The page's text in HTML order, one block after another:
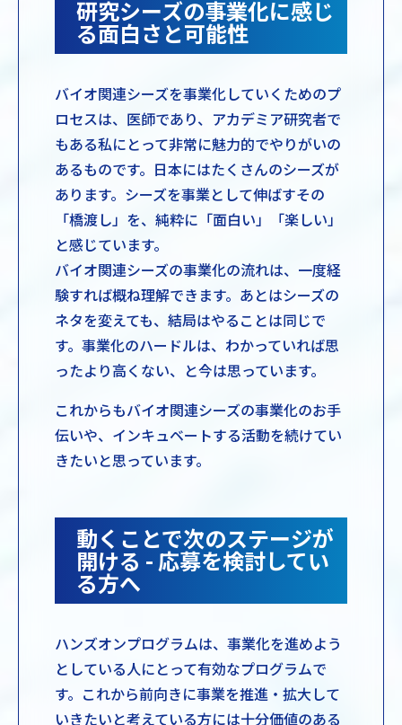
研究シーズの事業化に感じ
る面白さと可能性
バイオ関連シーズを事業化していくためのプ
ロセスは、医師であり、アカデミア研究者で
もある私にとって非常に魅力的でやりがいの
あるものです。日本にはたくさんのシーズが
あります。シーズを事業として伸ばすその
「橋渡し」を、純粋に「面白い」「楽しい」
と感じています。
バイオ関連シーズの事業化の流れは、一度経
験すれば概ね理解できます。あとはシーズの
ネタを変えても、結局はやることは同じで
す。事業化のハードルは、わかっていれば思
ったより高くない、と今は思っています。
これからもバイオ関連シーズの事業化のお手
伝いや、インキュベートする活動を続けてい
きたいと思っています。
動くことで次のステージが
開ける - 応募を検討してい
る方へ
ハンズオンプログラムは、事業化を進めよう
としている人にとって有効なプログラムで
す。これから前向きに事業を推進・拡大して
いきたいと考えている方には十分価値のある